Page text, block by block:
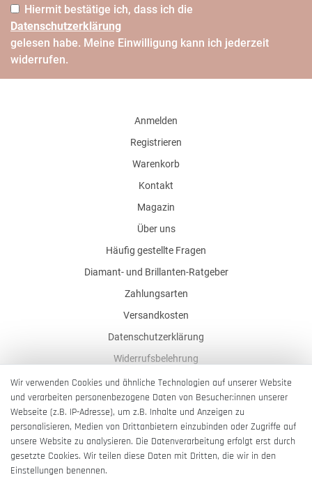
Hiermit bestätige ich, dass ich die
Daten­schutz­erklärung
gelesen habe. Meine Einwilligung kann ich jederzeit
widerrufen.
Anmelden
Registrieren
Warenkorb
Kontakt
Magazin
Über uns
Häufig gestellte Fragen
Diamant- und Brillanten-Ratgeber
Zahlungsarten
Versandkosten
Datenschutzerklärung
Widerrufsbelehrung
AGB
Impressum
Barrierefreiheitserklärung
Wir verwenden Cookies und ähnliche Technologien auf unserer Website
und verarbeiten personenbezogene Daten von Besucher:innen unserer
Webseite (z.B. IP-Adresse), um z.B. Inhalte und Anzeigen zu
personalisieren, Medien von Drittanbietern einzubinden oder Zugriffe auf
unsere Website zu analysieren. Die Datenverarbeitung erfolgt erst durch
gesetzte Cookies. Wir teilen diese Daten mit Dritten, die wir in den
Einstellungen benennen.